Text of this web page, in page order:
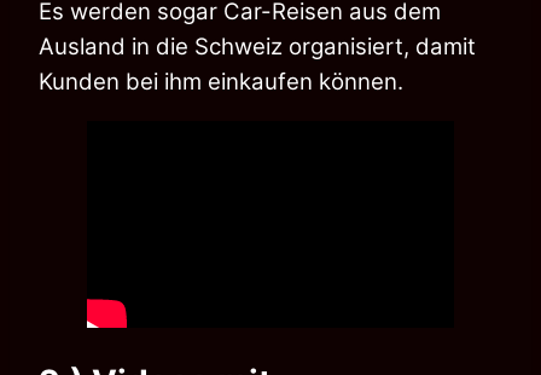
Es werden sogar Car-Reisen aus dem
Ausland in die Schweiz organisiert, damit
Kunden bei ihm einkaufen können.